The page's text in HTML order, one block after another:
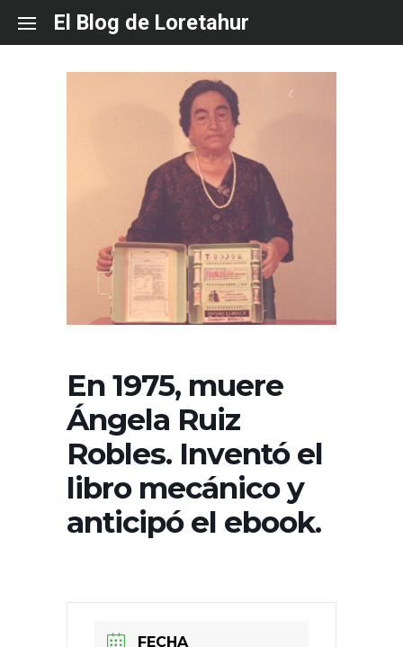
content
El Blog de Loretahur
En 1975, muere
Ángela Ruiz
Robles. Inventó el
libro mecánico y
anticipó el ebook.
FECHA